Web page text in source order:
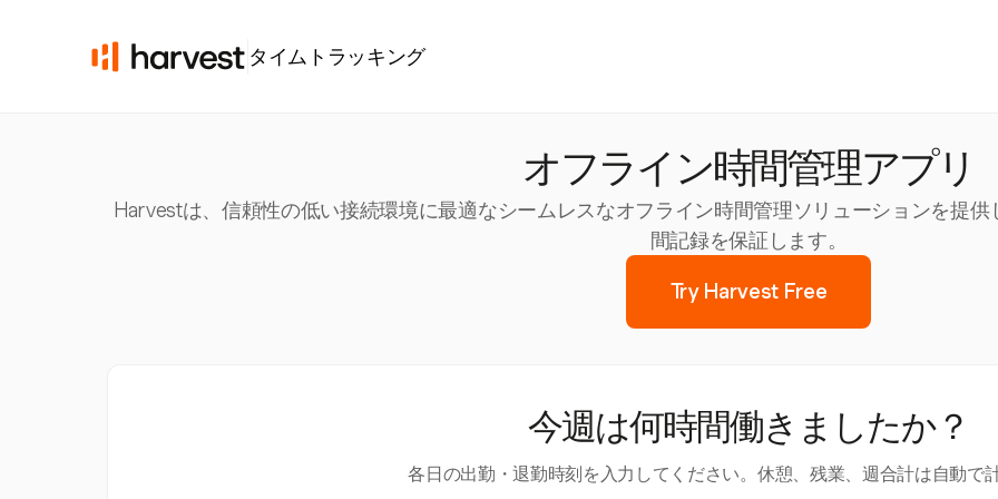
タイムトラッキング
オフライン時間管理アプリ
Harvestは、信頼性の低い接続環境に最適なシームレスなオフライン時間管理ソリューションを提
間記録を保証します。
Try Harvest Free
今週は何時間働きましたか？
各日の出勤・退勤時刻を入力してください。休憩、残業、週合計は自動で